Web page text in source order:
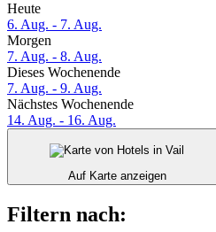
Heute
6. Aug. - 7. Aug.
Morgen
7. Aug. - 8. Aug.
Dieses Wochenende
7. Aug. - 9. Aug.
Nächstes Wochenende
14. Aug. - 16. Aug.
Auf Karte anzeigen
Filtern nach: